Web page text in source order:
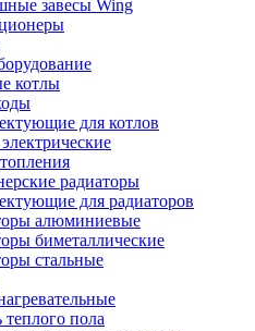
завесы Wing
котлы
для котлов
радиаторы
для радиаторов
алюминиевые
биметаллические
стальные
теплого пола